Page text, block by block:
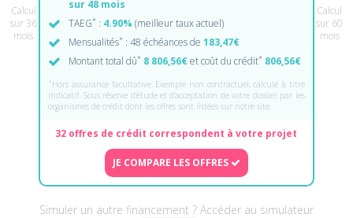
Calcul
sur 36
mois
sur 48 mois
TAEG* : 4.90% (meilleur taux actuel)
Mensualités* : 48 échéances de183,47€
Montant total dû* 8 806,56€et coût du crédit* 806,56€
* Hors assurance facultative. Exemple non contractuel, calculé à titre
indicatif. Sous réserve d'étude et d'acceptation de votre dossier par les
organismes de crédit dont les offres sont listées sur notre site.
32 offres de crédit correspondent à votre projet
JE COMPARE LES OFFRES
Simuler un autre financement ? Accéder au simulateur
Calcul
sur 60
mois